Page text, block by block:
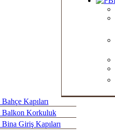
Kapıları
Balkon Korkuluk
Giriş Kapıları